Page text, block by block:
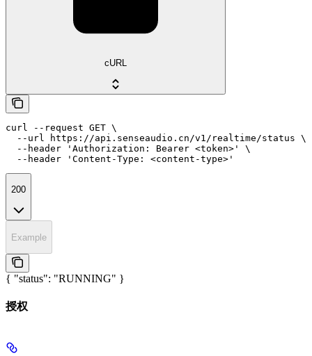
cURL
curl --request GET \
  --url https://api.senseaudio.cn/v1/realtime/status \
  --header 'Authorization: Bearer <token>' \
  --header 'Content-Type: <content-type>'
200
Example
{ "status": "RUNNING" }
授权